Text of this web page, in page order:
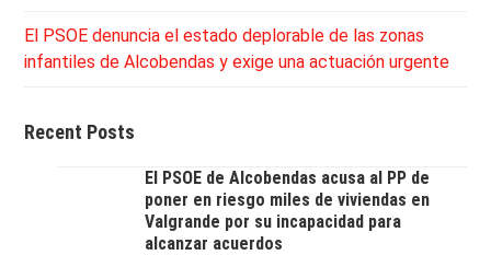
El PSOE denuncia el estado deplorable de las zonas
infantiles de Alcobendas y exige una actuación urgente
Recent Posts
El PSOE de Alcobendas acusa al PP de
poner en riesgo miles de viviendas en
Valgrande por su incapacidad para
alcanzar acuerdos